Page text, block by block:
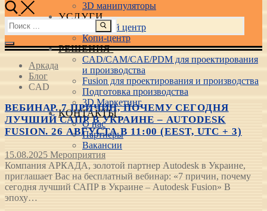
3D манипуляторы
УСЛУГИ
Учебный центр
Копи-центр
РЕШЕНИЯ
CAD/CAM/CAE/PDM для проектирования
и производства
Fusion для проектирования и производства
Подготовка производства
3D Маркетинг
КОНТАКТЫ
О нас
Партнеры
Вакансии
Найти:
Аркада
Блог
CAD
ВЕБИНАР. 7 ПРИЧИН, ПОЧЕМУ СЕГОДНЯ
ЛУЧШИЙ САПР В УКРАИНЕ – AUTODESK
FUSION. 26 АВГУСТА В 11:00 (EEST, UTC + 3)
15.08.2025 Мероприятия
Компания АРКАДА, золотой партнер Autodesk в Украине,
приглашает Вас на бесплатный вебинар: «7 причин, почему
сегодня лучший САПР в Украине – Autodesk Fusion» В
эпоху…